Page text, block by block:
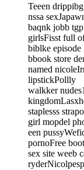
Teeen
nssa
baqnk jobb
girlsFisst full
biblke episode
bbook store
named
lipstickPollly
walkker
staplesss
girl mopdel
een
pornoFree
sex site weeb